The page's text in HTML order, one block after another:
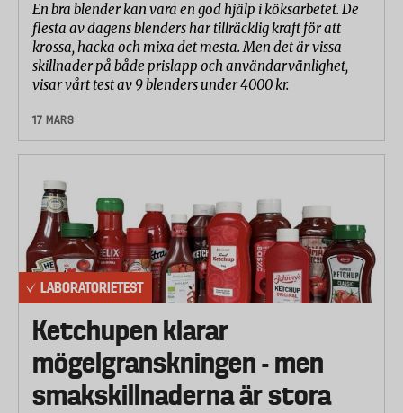
En bra blender kan vara en god hjälp i köksarbetet. De
flesta av dagens blenders har tillräcklig kraft för att
krossa, hacka och mixa det mesta. Men det är vissa
skillnader på både prislapp och användarvänlighet,
visar vårt test av 9 blenders under 4000 kr.
17 MARS
LABORATORIETEST
Ketchupen klarar
mögelgranskningen - men
smakskillnaderna är stora